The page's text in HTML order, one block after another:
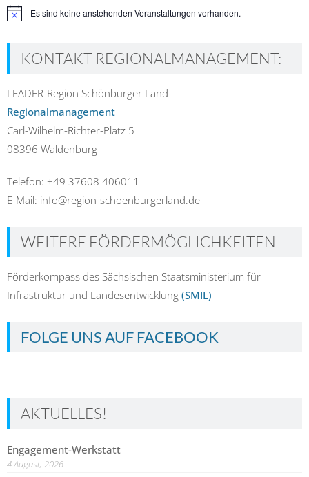
HinweisEs sind keine anstehenden Veranstaltungen vorhanden.
KONTAKT REGIONALMANAGEMENT:
LEADER-Region Schönburger Land
Regionalmanagement
Carl-Wilhelm-Richter-Platz 5
08396 Waldenburg
Telefon: +49 37608 406011
E-Mail: info@region-schoenburgerland.de
WEITERE FÖRDERMÖGLICHKEITEN
Förderkompass des Sächsischen Staatsministerium für
Infrastruktur und Landesentwicklung (SMIL)
FOLGE UNS AUF FACEBOOK
AKTUELLES!
Engagement-Werkstatt
4 August, 2026